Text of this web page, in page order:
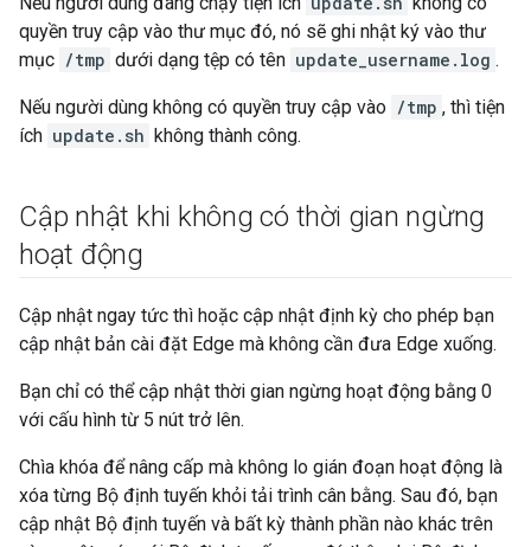
quyền truy cập vào thư mục đó, nó sẽ ghi nhật ký vào thư
mục /tmp dưới dạng tệp có tên update_username.log .
Nếu người dùng không có quyền truy cập vào /tmp , thì tiện
ích update.sh không thành công.
Cập nhật khi không có thời gian ngừng
hoạt động
Cập nhật ngay tức thì hoặc cập nhật định kỳ cho phép bạn
cập nhật bản cài đặt Edge mà không cần đưa Edge xuống.
Bạn chỉ có thể cập nhật thời gian ngừng hoạt động bằng 0
với cấu hình từ 5 nút trở lên.
Chìa khóa để nâng cấp mà không lo gián đoạn hoạt động là
xóa từng Bộ định tuyến khỏi tải trình cân bằng. Sau đó, bạn
cập nhật Bộ định tuyến và bất kỳ thành phần nào khác trên